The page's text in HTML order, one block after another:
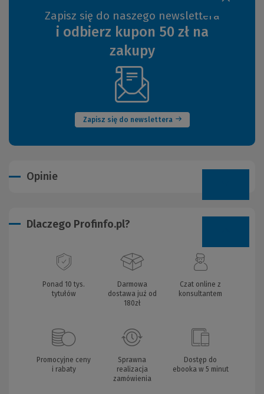
Zapisz się do naszego newslettera
i odbierz kupon 50 zł na
zakupy
Zapisz się do newslettera
(Nowe
okno)
Opinie
Dlaczego Profinfo.pl?
Ponad 10 tys.
tytułów
Darmowa
dostawa już od
180zł
Czat online z
konsultantem
Promocyjne ceny
i rabaty
Sprawna
realizacja
zamówienia
Dostęp do
ebooka w 5 minut